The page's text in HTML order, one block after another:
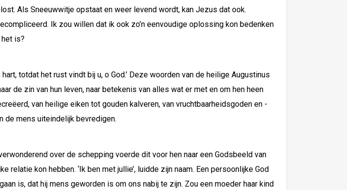
Als Sneeuwwitje opstaat en weer levend wordt, kan Jezus dat ook.
Ik zou willen dat ik ook zo’n eenvoudige oplossing kon bedenken
is?
totdat het rust vindt bij u, o God.’ Deze woorden van de heilige Augustinus
de zin van hun leven, naar betekenis van alles wat er met en om hen heen
van heilige eiken tot gouden kalveren, van vruchtbaarheidsgoden en -
de mens uiteindelijk bevredigen.
over de schepping voerde dit voor hen naar een Godsbeeld van
kon hebben. ‘Ik ben met jullie’, luidde zijn naam. Een persoonlijke God
is, dat hij mens geworden is om ons nabij te zijn. Zou een moeder haar kind